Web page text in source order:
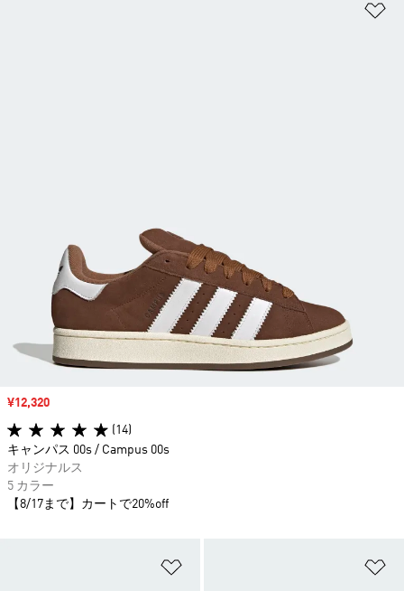
セール価格
¥12,320
(14)
キャンパス 00s / Campus 00s
オリジナルス
5 カラー
【8/17まで】カートで20%off